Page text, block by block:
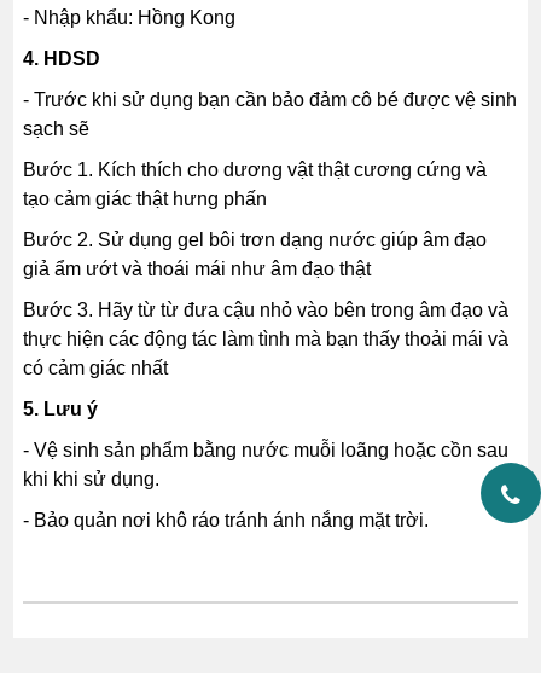
- Nhập khẩu: Hồng Kong
4. HDSD
- Trước khi sử dụng bạn cần bảo đảm cô bé được vệ sinh
sạch sẽ
Bước 1. Kích thích cho dương vật thật cương cứng và
tạo cảm giác thật hưng phấn
Bước 2. Sử dụng gel bôi trơn dạng nước giúp âm đạo
giả ẩm ướt và thoái mái như âm đạo thật
Bước 3. Hãy từ từ đưa cậu nhỏ vào bên trong âm đạo và
thực hiện các động tác làm tình mà bạn thấy thoải mái và
có cảm giác nhất
5. Lưu ý
- Vệ sinh sản phẩm bằng nước muỗi loãng hoặc cồn sau
khi khi sử dụng.
- Bảo quản nơi khô ráo tránh ánh nắng mặt trời.